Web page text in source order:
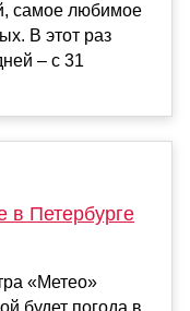
самое любимое
В этот раз
– с 31
в Петербурге
«Метео»